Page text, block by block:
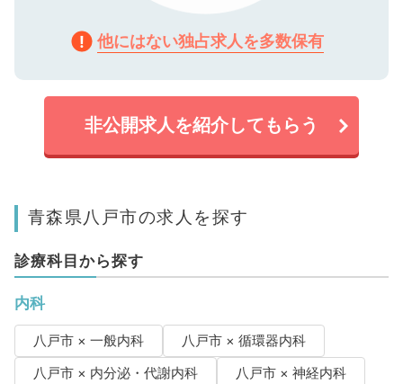
他にはない独占求人を多数保有
非公開求人を紹介してもらう
青森県八戸市の求人を探す
診療科目から探す
内科
八戸市 × 一般内科
八戸市 × 循環器内科
八戸市 × 内分泌・代謝内科
八戸市 × 神経内科